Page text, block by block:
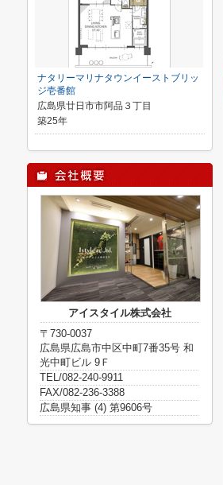
ナタリーマリナタウンイーストブリッ
ジ壱番館
広島県廿日市市阿品３丁目
築25年
アイスタイル株式会社
〒730-0037
広島県広島市中区中町7番35号 和
光中町ビル 9Ｆ
TEL/082-240-9911
FAX/082-236-3388
広島県知事 (4) 第9606号